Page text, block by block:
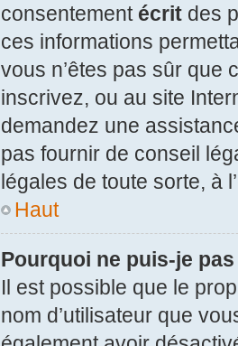
consentement écrit des
ces informations
vous n’êtes pas sûr que
inscrivez, ou au site
demandez une
pas fournir de conseil
légales de toute sorte, à
Haut
Pourquoi ne puis-je
Il est possible que le
nom d’utilisateur que